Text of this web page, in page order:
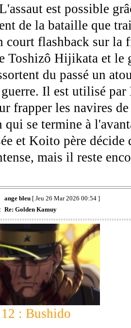
est possible
de la bataille que
court flashback sur la
Toshizô Hijikata et le
du passé un
Il est utilisé
frapper les navires
qui se termine à
et Koito père décide
mais il reste
ange bleu[ Jeu 26 Mar 2026 00:54 ]
Re: Golden Kamuy
: Bushido